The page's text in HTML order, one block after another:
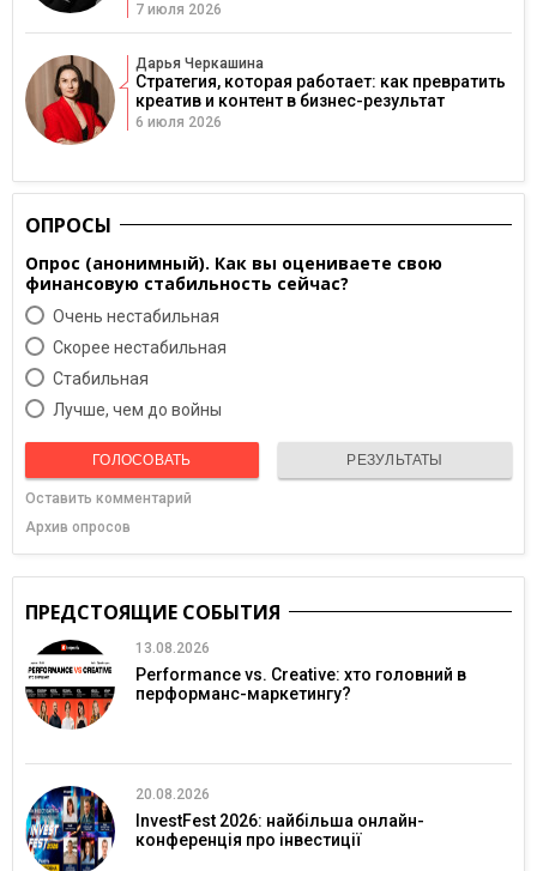
7 июля 2026
Дарья Черкашина
Стратегия, которая работает: как превратить
креатив и контент в бизнес-результат
6 июля 2026
ОПРОСЫ
Опрос (анонимный). Как вы оцениваете свою
финансовую стабильность сейчас?
Очень нестабильная
Скорее нестабильная
Cтабильная
Лучше, чем до войны
ГОЛОСОВАТЬ РЕЗУЛЬТАТЫ
Оставить комментарий
Архив опросов
ПРЕДСТОЯЩИЕ СОБЫТИЯ
13.08.2026
Performance vs. Creative: хто головний в
перформанс-маркетингу?
20.08.2026
InvestFest 2026: найбільша онлайн-
конференція про інвестиції